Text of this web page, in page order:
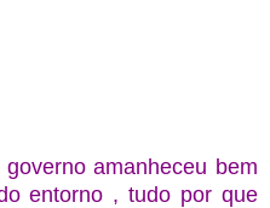
governo amanheceu bem
entorno , tudo por que